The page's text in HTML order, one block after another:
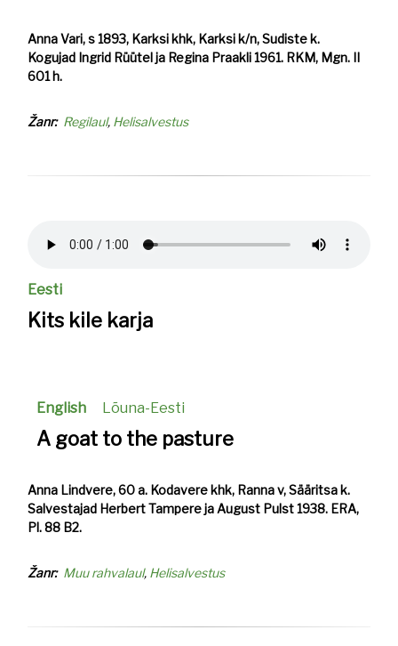
Anna Vari, s 1893, Karksi khk, Karksi k/n, Sudiste k.
Kogujad Ingrid Rüütel ja Regina Praakli 1961. RKM, Mgn. II
601 h.
Žanr Regilaul Helisalvestus
Eesti
Kits kile karja
English Lõuna-Eesti
A goat to the pasture
Anna Lindvere, 60 a. Kodavere khk, Ranna v, Sääritsa k.
Salvestajad Herbert Tampere ja August Pulst 1938. ERA,
Pl. 88 B2.
Žanr Muu rahvalaul Helisalvestus